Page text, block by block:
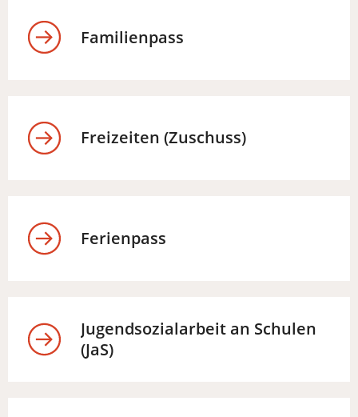
Familienpass
Freizeiten (Zuschuss)
Ferienpass
Jugendsozialarbeit an Schulen
(JaS)